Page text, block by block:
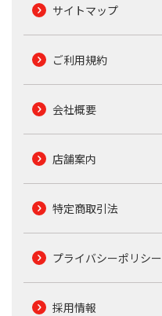
サイトマップ
ご利用規約
会社概要
店舗案内
特定商取引法
プライバシーポリシー
採用情報